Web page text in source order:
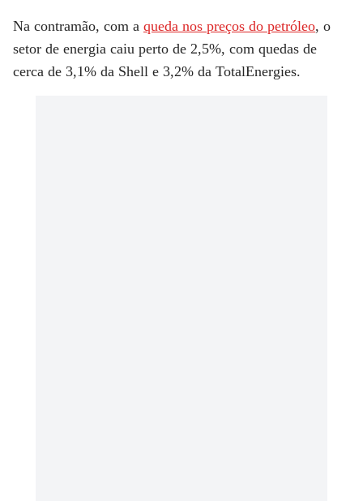
Na contramão, com a queda nos preços do petróleo, o
setor de energia caiu perto de 2,5%, com quedas de
cerca de 3,1% da Shell e 3,2% da TotalEnergies.